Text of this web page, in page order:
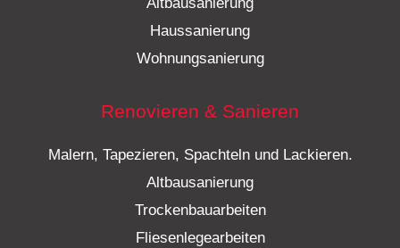
Haussanierung
Wohnungsanierung
Renovieren & Sanieren
Malern, Tapezieren, Spachteln und Lackieren.
Altbausanierung
Trockenbauarbeiten
Fliesenlegearbeiten